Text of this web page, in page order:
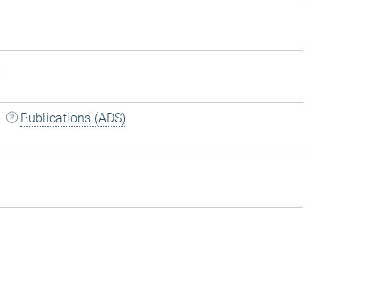
Publications (ADS)